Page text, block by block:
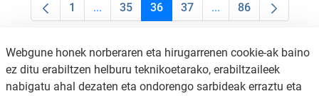
Orrialdea
1 ...Intermediate Pages Use TAB to navigate.
Orrialdea
35 Orrialdea
36 Orrialdea
37 ...Intermediate Pages
Orrialdea
86
Webgune honek norberaren eta hirugarrenen cookie-ak baino
ez ditu erabiltzen helburu teknikoetarako, erabiltzaileek
nabigatu ahal dezaten eta ondorengo sarbideak erraztu eta